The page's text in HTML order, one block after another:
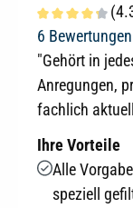
Durchschnittliche
6
"Gehört in
Anregungen,
fachlich
Ihre Vorteile
Alle
speziell